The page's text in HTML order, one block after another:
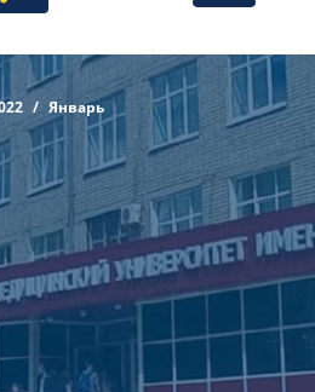
Январь